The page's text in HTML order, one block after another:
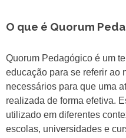
O que é Quorum
Quorum Pedagógico é um
educação para se referir ao
necessários para que uma
realizada de forma efetiva.
utilizado em diferentes
escolas, universidades e